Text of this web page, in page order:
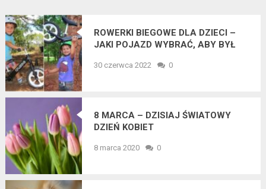
ROWERKI BIEGOWE DLA DZIECI –
JAKI POJAZD WYBRAĆ, ABY BYŁ
30 czerwca 2022 0
8 MARCA – DZISIAJ ŚWIATOWY
DZIEŃ KOBIET
8 marca 2020 0